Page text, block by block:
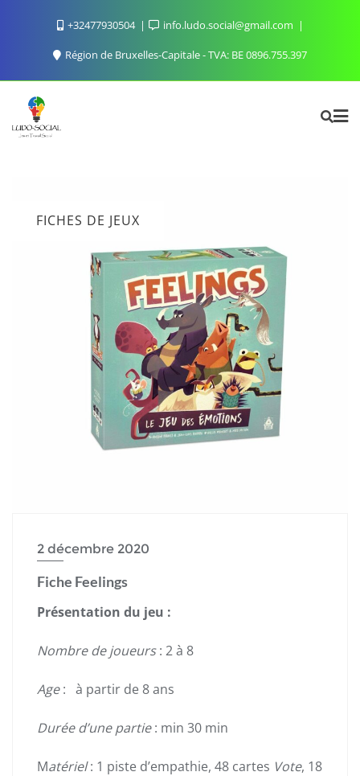
+32477930504 info.ludo.social@gmail.com
Région de Bruxelles-Capitale - TVA: BE 0896.755.397
FICHES DE JEUX
2 décembre 2020
Fiche Feelings
Présentation du jeu :
Nombre de joueurs: 2 à 8
Age: à partir de 8 ans
Durée d’une partie: min 30 min
Matériel: 1 piste d’empathie, 48 cartes Vote, 18